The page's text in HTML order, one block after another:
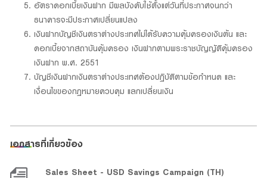
อัตราดอกเบี้ยเงินฝาก มีผลบังคับใช้ตั้งแต่วันที่ประกาศจนกว่า
ธนาคารจะมีประกาศเปลี่ยนแปลง
เงินฝากบัญชีเงินตราต่างประเทศไม่ได้รับความคุ้มครองเงินต้น และ
ดอกเบี้ยจากสถาบันคุ้มครอง เงินฝากตามพระราชบัญญัติคุ้มครอง
เงินฝาก พ.ศ. 2551
บัญชีเงินฝากเงินตราต่างประเทศต้องปฏิบัติตามข้อกำหนด และ
เงื่อนไขของกฏหมายควบคุม แลกเปลี่ยนเงิน
เอกสารที่เกี่ยวข้อง
Sales Sheet - USD Savings Campaign (TH)